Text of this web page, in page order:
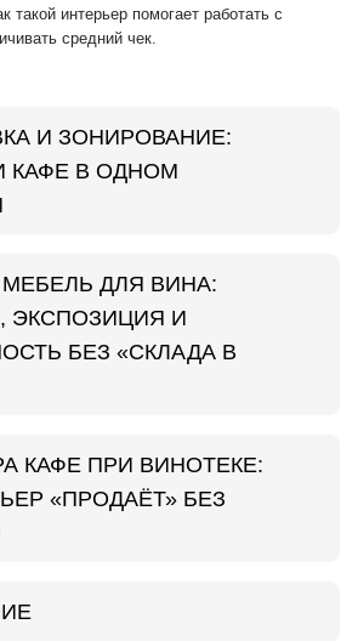
такой интерьер помогает работать с
средний чек.
И ЗОНИРОВАНИЕ:
КАФЕ В ОДНОМ
ДЛЯ ВИНА:
ЭКСПОЗИЦИЯ И
БЕЗ «СКЛАДА В
КАФЕ ПРИ ВИНОТЕКЕ:
«ПРОДАЁТ» БЕЗ